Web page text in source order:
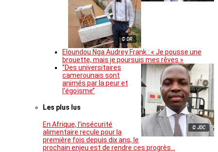
© DR
Eloundou Nga Audrey Frank : « Je pousse une
brouette, mais je poursuis mes rêves »
© JDC
‘’Des universitaires
camerounais sont
animés par la peur et
l’égoïsme’’
Les plus lus
En Afrique, l’insécurité
alimentaire recule pour la
première fois depuis dix ans, le
prochain enjeu est de rendre ces progrès…